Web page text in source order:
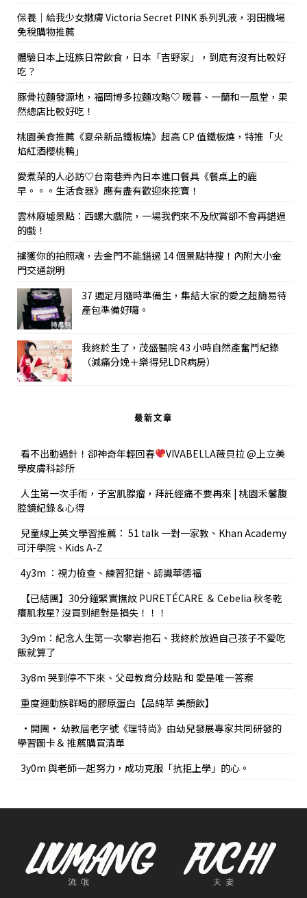
保養｜給我少女嫩膚 Victoria Secret PINK 系列乳液，羽田機場
免稅購物推薦
體驗日本上班族日常飲食，日本「吉野家」，到底有沒有比較好
吃？
豚骨拉麵發源地，福岡博多拉麵攻略♡ 暖暮、一蘭和一風堂，果
然總店比較好吃！
桃園美食推薦《夏朵新品鐵板燒》超高 CP 值鐵板燒，特推「火
焰紅酒櫻桃鴨」
愛煮菜的人必訪♡台南巷弄內日本進口餐具《餐桌上的鹿
早。。。生活食器》應有盡有歡迎來挖寶！
雲林廢墟景點：西螺大戲院，一場我們來不及欣賞卻不會再錯過
的戲！
擄獲你的拍照魂，去金門不能錯過 14 個景點特搜！內附大小金
門交通說明
37 週足月隨時準備生，集結大家的愛之超簡易待
產包準備好囉。
我終於生了，茂盛醫院 43 小時自然產奮鬥紀錄
（減痛分娩＋樂得兒LDR病房）
最新文章
看不出動過針！卻神奇年輕回春
VIVABELLA薇貝拉 @上立美
學皮膚科診所
人生第一次手術，子宮肌腺瘤，拜託經痛不要再來 | 桃園禾馨腹
腔鏡紀錄＆心得
兒童線上英文學習推薦： 51 talk 一對一家教、Khan Academy
可汗學院、Kids A-Z
4y3m ：視力檢查、練習犯錯、認識華德福
【已結團】30分鐘緊實撫紋 PURETÉCARE ＆ Cebelia 秋冬乾
癢肌救星? 沒買到絕對是損失！！！
3y9m：紀念人生第一次攀岩抱石、我終於放過自己孩子不愛吃
飯就算了
3y8m 哭到停不下來、父母教育分歧點 和 愛是唯一答案
重度運動族群喝的膠原蛋白【品純萃 美顏飲】
•開團• 幼教屆老字號《理特尚》由幼兒發展專家共同研發的
學習圖卡＆ 推薦購買清單
3y0m 與老師一起努力，成功克服「抗拒上學」的心。